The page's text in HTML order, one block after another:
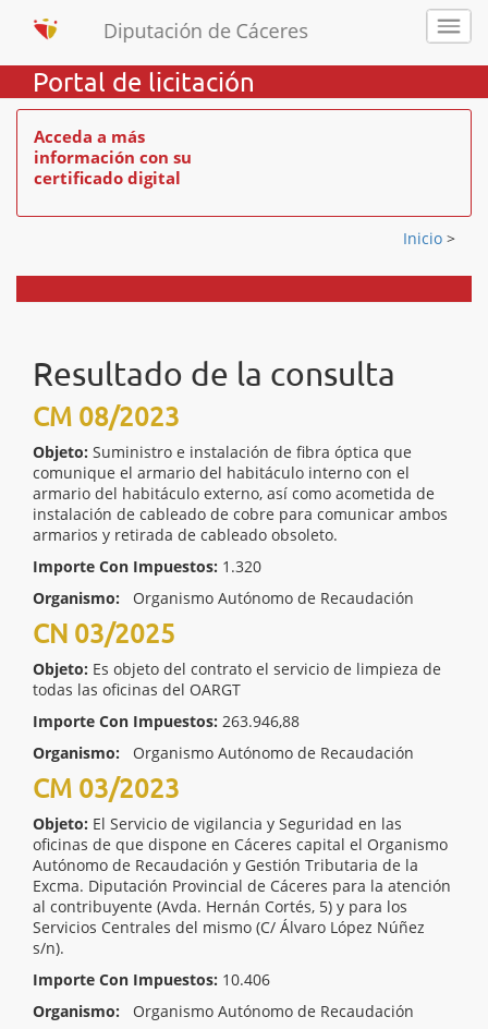
Portal de licitación
Acceda a más
información con su
certificado digital
Inicio >
Resultado de la consulta
CM 08/2023
Objeto: Suministro e instalación de fibra óptica que
comunique el armario del habitáculo interno con el
armario del habitáculo externo, así como acometida de
instalación de cableado de cobre para comunicar ambos
armarios y retirada de cableado obsoleto.
Importe Con Impuestos: 1.320
Organismo:
Organismo Autónomo de Recaudación
CN 03/2025
Objeto: Es objeto del contrato el servicio de limpieza de
todas las oficinas del OARGT
Importe Con Impuestos: 263.946,88
Organismo:
Organismo Autónomo de Recaudación
CM 03/2023
Objeto: El Servicio de vigilancia y Seguridad en las
oficinas de que dispone en Cáceres capital el Organismo
Autónomo de Recaudación y Gestión Tributaria de la
Excma. Diputación Provincial de Cáceres para la atención
al contribuyente (Avda. Hernán Cortés, 5) y para los
Servicios Centrales del mismo (C/ Álvaro López Núñez
s/n).
Importe Con Impuestos: 10.406
Organismo:
Organismo Autónomo de Recaudación